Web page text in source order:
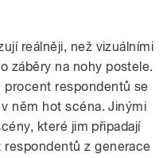
reálněji, než vizuálními
záběry na nohy postele.
procent respondentů se
něm hot scéna. Jinými
které jim připadají
respondentů z generace